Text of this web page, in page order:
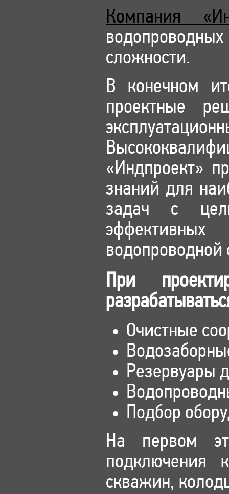
Компания
сложности.
В конечном
проектные
«Индпроект»
знаний для
задач с
водопроводной
При
Очистные
Резервуары
Подбор
На первом
скважин,